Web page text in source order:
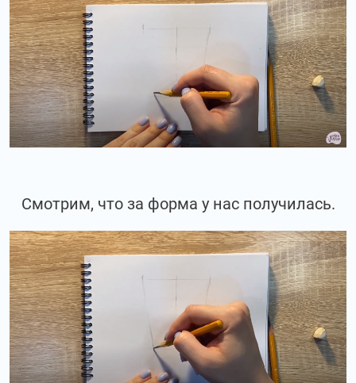
Смотрим, что за форма у нас получилась.